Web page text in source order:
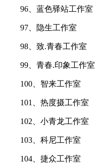
96、蓝色驿站工作室
97、隐生工作室
98、致.青春工作室
99、青春.印象工作室
100、智来工作室
101、热度摄工作室
102、小青龙工作室
103、科尼工作室
104、捷众工作室